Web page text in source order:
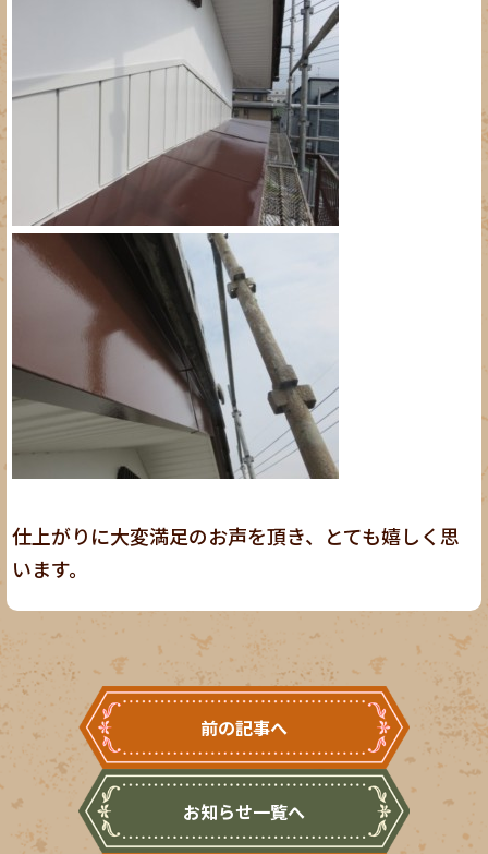
仕上がりに大変満足のお声を頂き、とても嬉しく思
います。
前の記事へ
お知らせ一覧へ